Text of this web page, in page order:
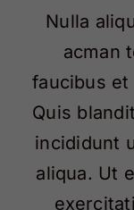
Nulla
acman
faucibus et
Quis
incididunt
aliqua. Ut